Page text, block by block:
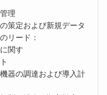
理
策定および新規データ
リード：
関す
器の調達および導入計